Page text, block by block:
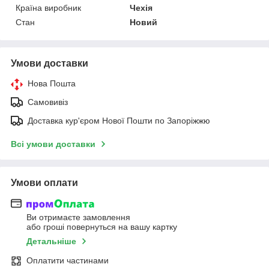
Країна виробник
Чехія
Стан
Новий
Умови доставки
Нова Пошта
Самовивіз
Доставка кур'єром Нової Пошти по Запоріжжю
Всі умови доставки
Умови оплати
Ви отримаєте замовлення
або гроші повернуться на вашу картку
Детальніше
Оплатити частинами